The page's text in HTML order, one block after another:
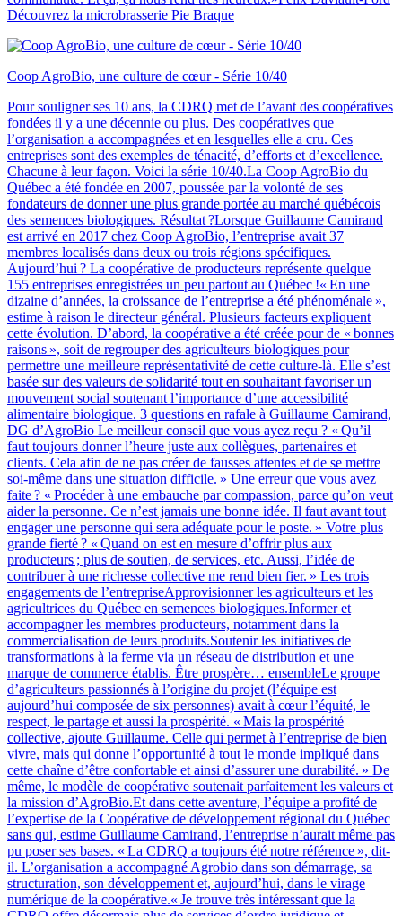
Découvrez la microbrasserie Pie Braque
Coop AgroBio, une culture de cœur - Série 10/40
Pour souligner ses 10 ans, la CDRQ met de l’avant des coopératives
fondées il y a une décennie ou plus. Des coopératives que
l’organisation a accompagnées et en lesquelles elle a cru. Ces
entreprises sont des exemples de ténacité, d’efforts et d’excellence.
Chacune à leur façon. Voici la série 10/40.La Coop AgroBio du
Québec a été fondée en 2007, poussée par la volonté de ses
fondateurs de donner une plus grande portée au marché québécois
des semences biologiques. Résultat ?Lorsque Guillaume Camirand
est arrivé en 2017 chez Coop AgroBio, l’entreprise avait 37
membres localisés dans deux ou trois régions spécifiques.
Aujourd’hui ? La coopérative de producteurs représente quelque
155 entreprises enregistrées un peu partout au Québec !« En une
dizaine d’années, la croissance de l’entreprise a été phénoménale »,
estime à raison le directeur général. Plusieurs facteurs expliquent
cette évolution. D’abord, la coopérative a été créée pour de « bonnes
raisons », soit de regrouper des agriculteurs biologiques pour
permettre une meilleure représentativité de cette culture-là. Elle s’est
basée sur des valeurs de solidarité tout en souhaitant favoriser un
mouvement social soutenant l’importance d’une accessibilité
alimentaire biologique. 3 questions en rafale à Guillaume Camirand,
DG d’AgroBio Le meilleur conseil que vous ayez reçu ? « Qu’il
faut toujours donner l’heure juste aux collègues, partenaires et
clients. Cela afin de ne pas créer de fausses attentes et de se mettre
soi-même dans une situation difficile. » Une erreur que vous avez
faite ? « Procéder à une embauche par compassion, parce qu’on veut
aider la personne. Ce n’est jamais une bonne idée. Il faut avant tout
engager une personne qui sera adéquate pour le poste. » Votre plus
grande fierté ? « Quand on est en mesure d’offrir plus aux
producteurs ; plus de soutien, de services, etc. Aussi, l’idée de
contribuer à une richesse collective me rend bien fier. » Les trois
engagements de l’entrepriseApprovisionner les agriculteurs et les
agricultrices du Québec en semences biologiques.Informer et
accompagner les membres producteurs, notamment dans la
commercialisation de leurs produits.Soutenir les initiatives de
transformations à la ferme via un réseau de distribution et une
marque de commerce établis. Être prospère… ensembleLe groupe
d’agriculteurs passionnés à l’origine du projet (l’équipe est
aujourd’hui composée de six personnes) avait à cœur l’équité, le
respect, le partage et aussi la prospérité. « Mais la prospérité
collective, ajoute Guillaume. Celle qui permet à l’entreprise de bien
vivre, mais qui donne l’opportunité à tout le monde impliqué dans
cette chaîne d’être confortable et ainsi d’assurer une durabilité. » De
même, le modèle de coopérative soutenait parfaitement les valeurs et
la mission d’AgroBio.Et dans cette aventure, l’équipe a profité de
l’expertise de la Coopérative de développement régional du Québec
sans qui, estime Guillaume Camirand, l’entreprise n’aurait même pas
pu poser ses bases. « La CDRQ a toujours été notre référence », dit-
il. L’organisation a accompagné Agrobio dans son démarrage, sa
structuration, son développement et, aujourd’hui, dans le virage
numérique de la coopérative.« Je trouve très intéressant que la